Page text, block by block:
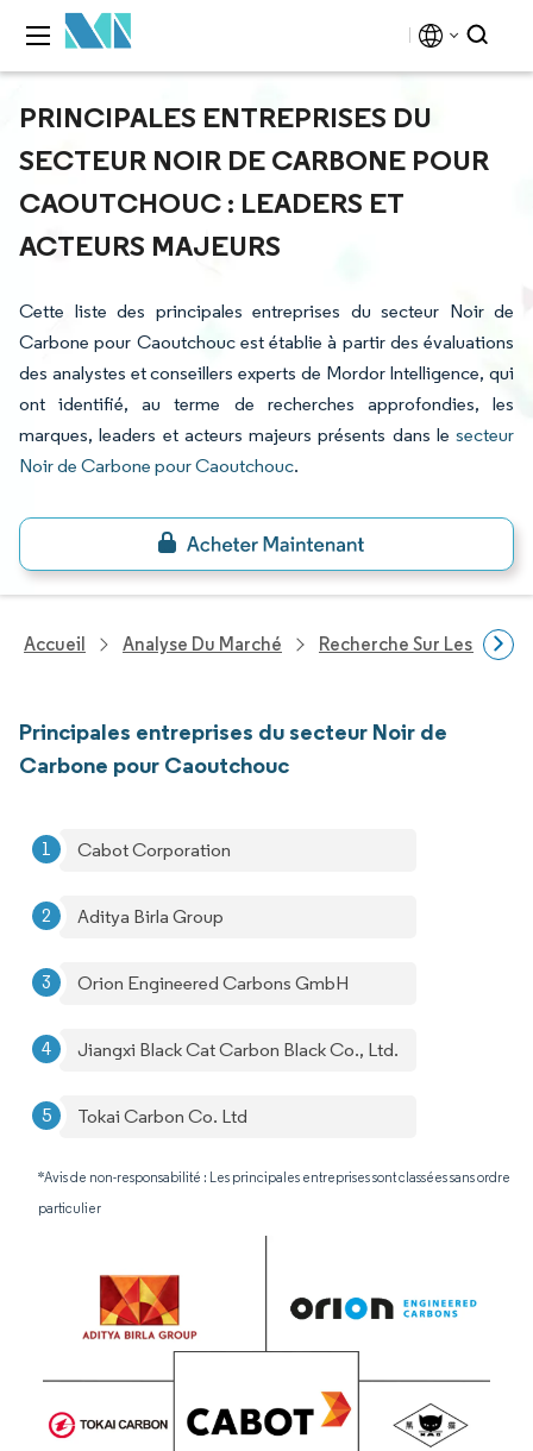
PRINCIPALES ENTREPRISES DU
SECTEUR NOIR DE CARBONE POUR
CAOUTCHOUC : LEADERS ET
ACTEURS MAJEURS
Cette liste des principales entreprises du secteur Noir de
Carbone pour Caoutchouc est établie à partir des évaluations
des analystes et conseillers experts de Mordor Intelligence, qui
ont identifié, au terme de recherches approfondies, les
marques, leaders et acteurs majeurs présents dans le secteur
Noir de Carbone pour Caoutchouc.
Accueil Analyse Du Marché Recherche Sur Les
Principales entreprises du secteur Noir de
Carbone pour Caoutchouc
Cabot Corporation
Aditya Birla Group
Orion Engineered Carbons GmbH
Jiangxi Black Cat Carbon Black Co., Ltd.
Tokai Carbon Co. Ltd
*Avis de non-responsabilité : Les principales entreprises sont classées sans ordre
particulier